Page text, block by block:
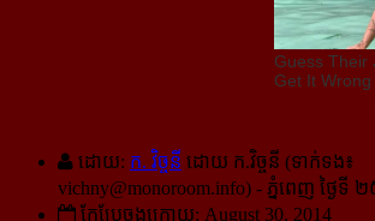
ដោយ: ក. វិច្ចនី ដោយ ក.វិច្ចនី (ទាក់ទង៖
vichny@monoroom.info) - ភ្នំពេញ ថ្ងៃទី
កែប្រែចុងក្រោយ: August 30, 2014